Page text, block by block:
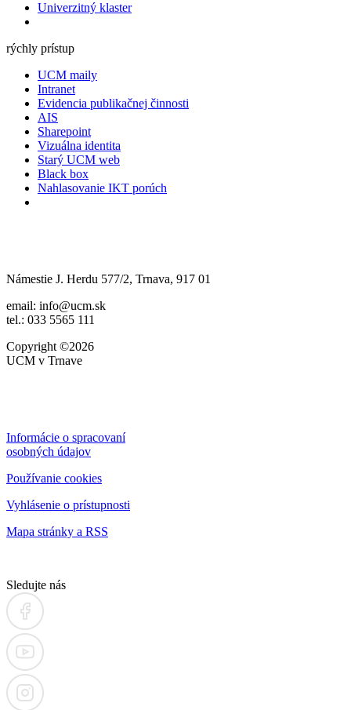
Univerzitný klaster
rýchly prístup
UCM maily
Intranet
Evidencia publikačnej činnosti
AIS
Sharepoint
Vizuálna identita
Starý UCM web
Black box
Nahlasovanie IKT porúch
Námestie J. Herdu 577/2, Trnava, 917 01
email: info@ucm.sk
tel.: 033 5565 111
Copyright ©2026
UCM v Trnave
Informácie o spracovaní
osobných údajov
Používanie cookies
Vyhlásenie o prístupnosti
Mapa stránky a RSS
Sledujte nás